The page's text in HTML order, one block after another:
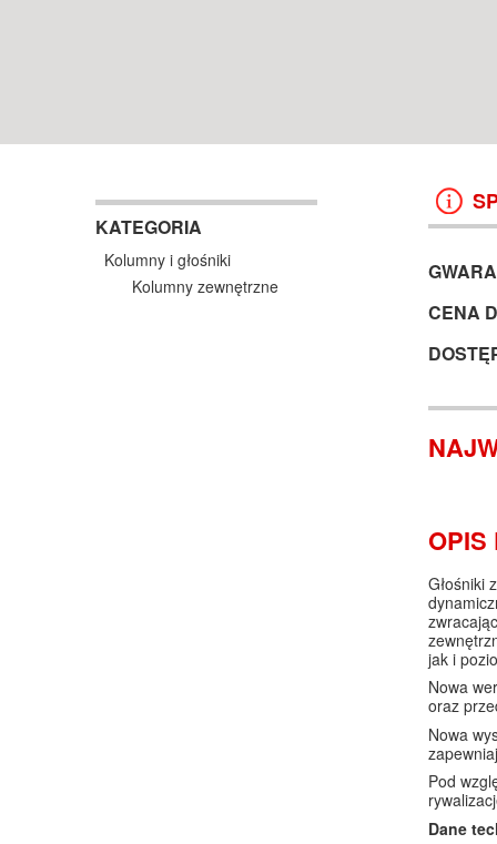
KATEGORIA
Kolumny i głośniki
Kolumny zewnętrzne
CENA
OPIS
Głośniki
jak i
Nowa
oraz
Nowa
Pod
Dane